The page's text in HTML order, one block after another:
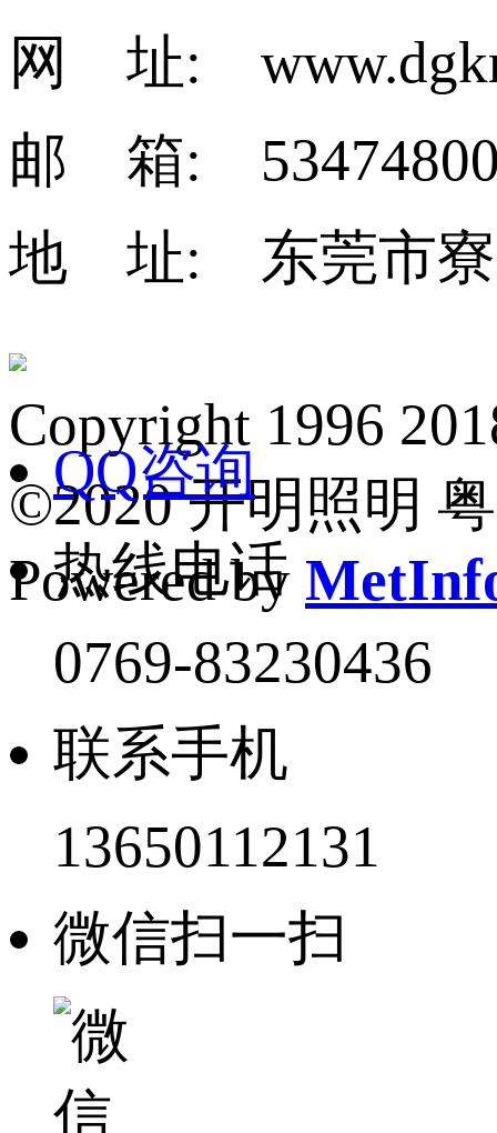
网 址:
邮 箱:
地 址: 东莞市寮
Copyright 1996
©2020 开明照明
Powered by
QQ咨询
热线电话
0769-83230436
联系手机
13650112131
微信扫一扫